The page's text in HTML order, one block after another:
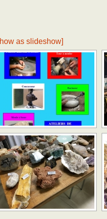
Documents (accès
restreint)
as slideshow]